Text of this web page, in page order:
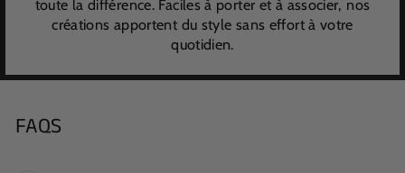
toute la différence. Faciles à porter et à associer, nos
créations apportent du style sans effort à votre
quotidien.
FAQS